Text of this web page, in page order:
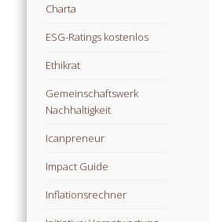
Charta
ESG-Ratings kostenlos
Ethikrat
Gemeinschaftswerk
Nachhaltigkeit
Icanpreneur
Impact Guide
Inflationsrechner